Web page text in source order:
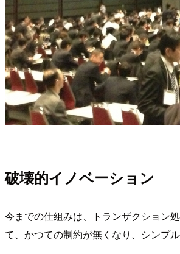
破壊的イノベーション
今までの仕組みは、トランザクション
て、かつての制約が無くなり、シンプ